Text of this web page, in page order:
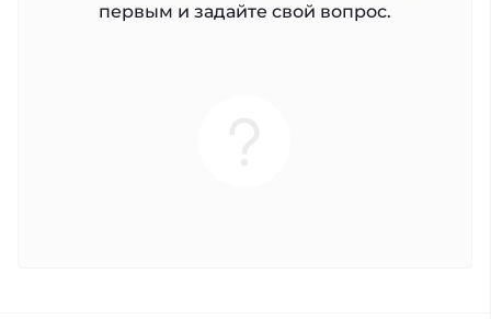
первым и задайте свой вопрос.